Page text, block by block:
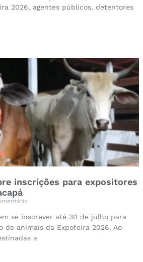
2026, agentes públicos, detentores
inscrições para expositores
se inscrever até 30 de julho para
de animais da Expofeira 2026. Ao
à